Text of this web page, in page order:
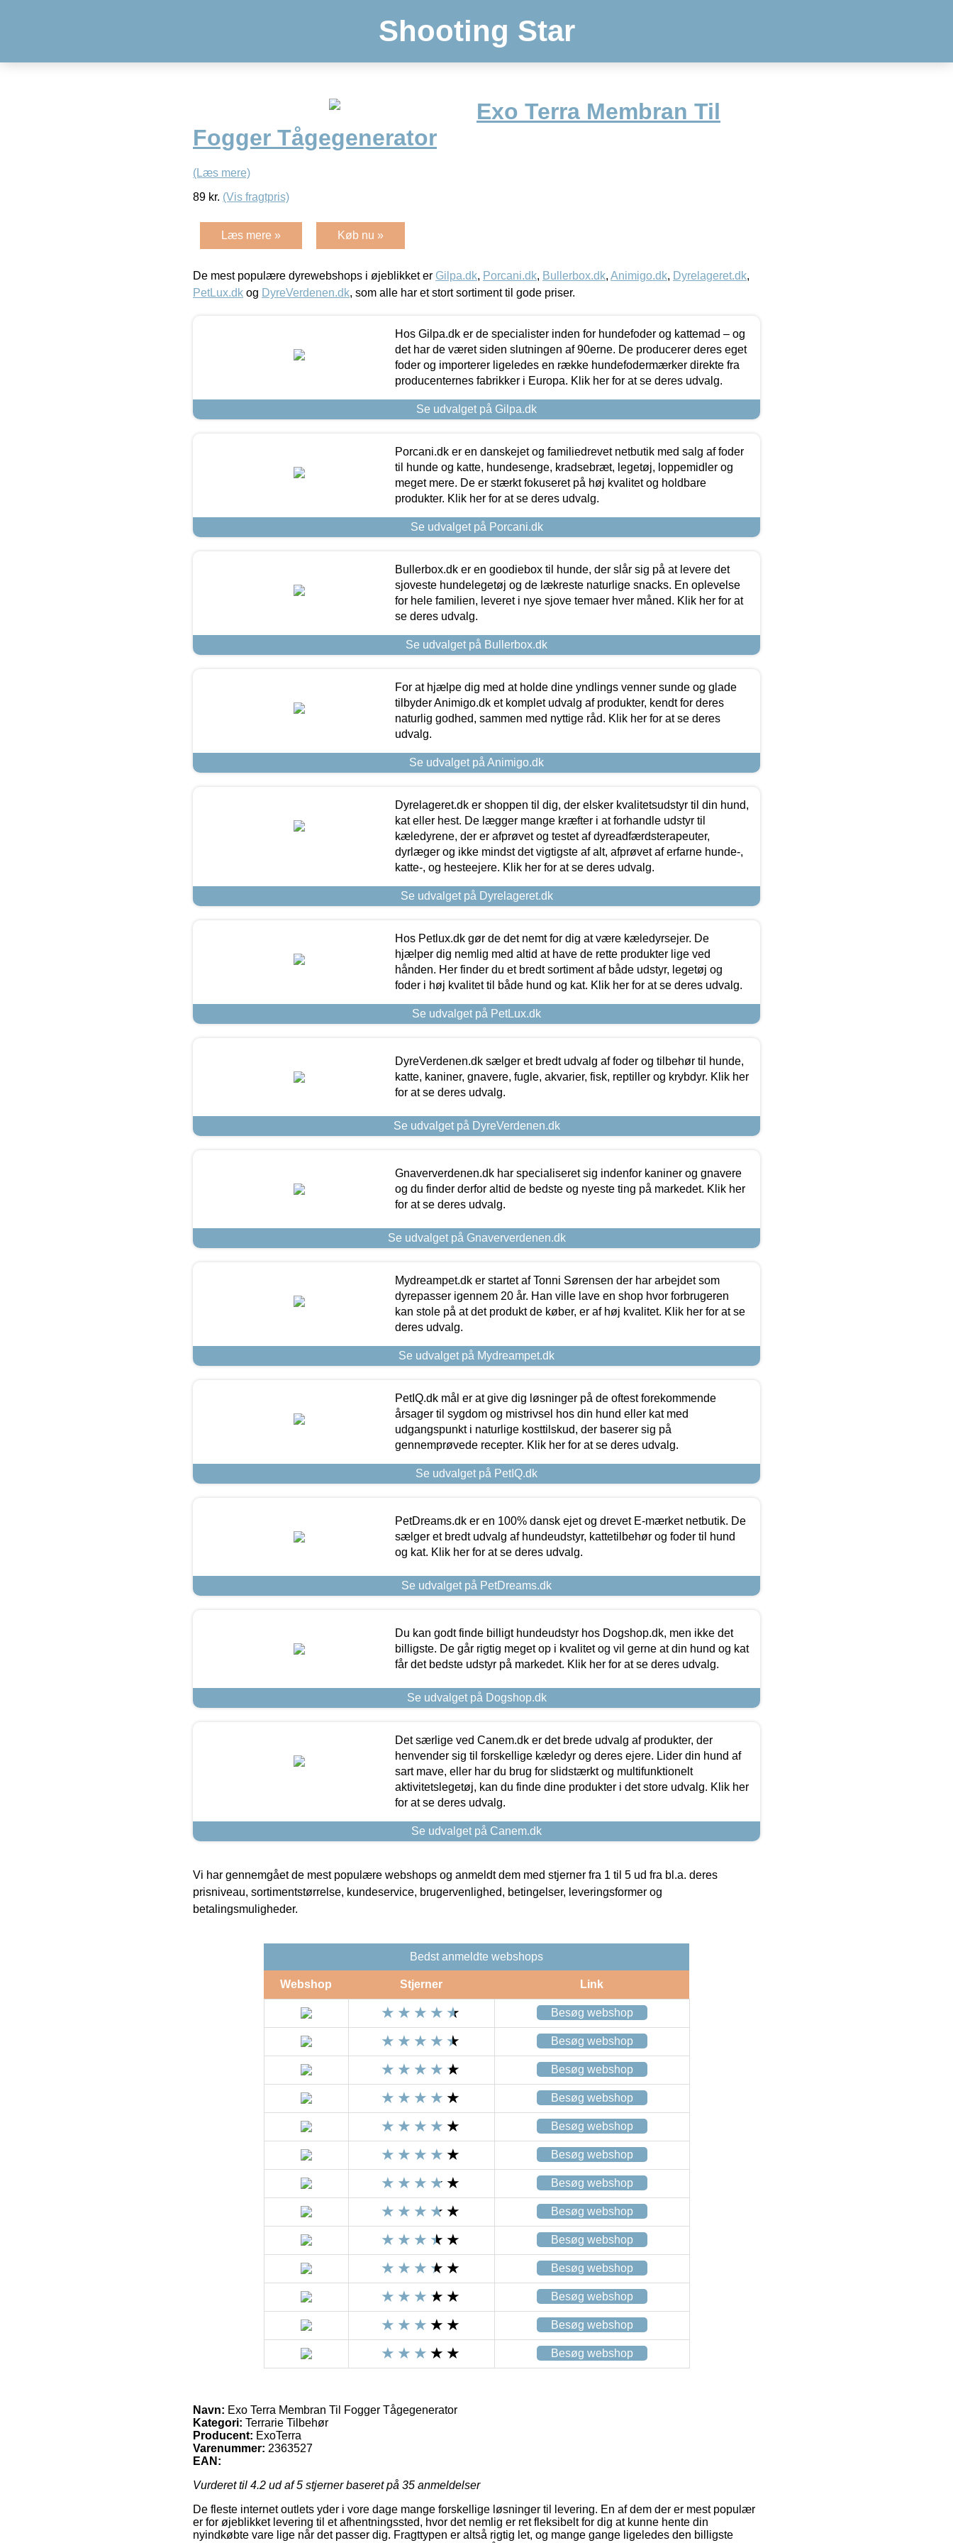
Shooting Star
Exo Terra Membran Til
Fogger Tågegenerator
(Læs mere)
89 kr. (Vis fragtpris)
Læs mere » Køb nu »
De mest populære dyrewebshops i øjeblikket er Gilpa.dk, Porcani.dk, Bullerbox.dk, Animigo.dk, Dyrelageret.dk,
PetLux.dk og DyreVerdenen.dk, som alle har et stort sortiment til gode priser.
Hos Gilpa.dk er de specialister inden for hundefoder og kattemad – og
det har de været siden slutningen af 90erne. De producerer deres eget
foder og importerer ligeledes en række hundefodermærker direkte fra
producenternes fabrikker i Europa. Klik her for at se deres udvalg.
Se udvalget på Gilpa.dk
Porcani.dk er en danskejet og familiedrevet netbutik med salg af foder
til hunde og katte, hundesenge, kradsebræt, legetøj, loppemidler og
meget mere. De er stærkt fokuseret på høj kvalitet og holdbare
produkter. Klik her for at se deres udvalg.
Se udvalget på Porcani.dk
Bullerbox.dk er en goodiebox til hunde, der slår sig på at levere det
sjoveste hundelegetøj og de lækreste naturlige snacks. En oplevelse
for hele familien, leveret i nye sjove temaer hver måned. Klik her for at
se deres udvalg.
Se udvalget på Bullerbox.dk
For at hjælpe dig med at holde dine yndlings venner sunde og glade
tilbyder Animigo.dk et komplet udvalg af produkter, kendt for deres
naturlig godhed, sammen med nyttige råd. Klik her for at se deres
udvalg.
Se udvalget på Animigo.dk
Dyrelageret.dk er shoppen til dig, der elsker kvalitetsudstyr til din hund,
kat eller hest. De lægger mange kræfter i at forhandle udstyr til
kæledyrene, der er afprøvet og testet af dyreadfærdsterapeuter,
dyrlæger og ikke mindst det vigtigste af alt, afprøvet af erfarne hunde-,
katte-, og hesteejere. Klik her for at se deres udvalg.
Se udvalget på Dyrelageret.dk
Hos Petlux.dk gør de det nemt for dig at være kæledyrsejer. De
hjælper dig nemlig med altid at have de rette produkter lige ved
hånden. Her finder du et bredt sortiment af både udstyr, legetøj og
foder i høj kvalitet til både hund og kat. Klik her for at se deres udvalg.
Se udvalget på PetLux.dk
DyreVerdenen.dk sælger et bredt udvalg af foder og tilbehør til hunde,
katte, kaniner, gnavere, fugle, akvarier, fisk, reptiller og krybdyr. Klik her
for at se deres udvalg.
Se udvalget på DyreVerdenen.dk
Gnaververdenen.dk har specialiseret sig indenfor kaniner og gnavere
og du finder derfor altid de bedste og nyeste ting på markedet. Klik her
for at se deres udvalg.
Se udvalget på Gnaververdenen.dk
Mydreampet.dk er startet af Tonni Sørensen der har arbejdet som
dyrepasser igennem 20 år. Han ville lave en shop hvor forbrugeren
kan stole på at det produkt de køber, er af høj kvalitet. Klik her for at se
deres udvalg.
Se udvalget på Mydreampet.dk
PetIQ.dk mål er at give dig løsninger på de oftest forekommende
årsager til sygdom og mistrivsel hos din hund eller kat med
udgangspunkt i naturlige kosttilskud, der baserer sig på
gennemprøvede recepter. Klik her for at se deres udvalg.
Se udvalget på PetIQ.dk
PetDreams.dk er en 100% dansk ejet og drevet E-mærket netbutik. De
sælger et bredt udvalg af hundeudstyr, kattetilbehør og foder til hund
og kat. Klik her for at se deres udvalg.
Se udvalget på PetDreams.dk
Du kan godt finde billigt hundeudstyr hos Dogshop.dk, men ikke det
billigste. De går rigtig meget op i kvalitet og vil gerne at din hund og kat
får det bedste udstyr på markedet. Klik her for at se deres udvalg.
Se udvalget på Dogshop.dk
Det særlige ved Canem.dk er det brede udvalg af produkter, der
henvender sig til forskellige kæledyr og deres ejere. Lider din hund af
sart mave, eller har du brug for slidstærkt og multifunktionelt
aktivitetslegetøj, kan du finde dine produkter i det store udvalg. Klik her
for at se deres udvalg.
Se udvalget på Canem.dk
Vi har gennemgået de mest populære webshops og anmeldt dem med stjerner fra 1 til 5 ud fra bl.a. deres
prisniveau, sortimentstørrelse, kundeservice, brugervenlighed, betingelser, leveringsformer og
betalingsmuligheder.
Bedst anmeldte webshops
Webshop Stjerner Link
Besøg webshop
Besøg webshop
Besøg webshop
Besøg webshop
Besøg webshop
Besøg webshop
Besøg webshop
Besøg webshop
Besøg webshop
Besøg webshop
Besøg webshop
Besøg webshop
Besøg webshop
Navn: Exo Terra Membran Til Fogger Tågegenerator
Kategori: Terrarie Tilbehør
Producent: ExoTerra
Varenummer: 2363527
EAN:
Vurderet til 4.2 ud af 5 stjerner baseret på 35 anmeldelser
De fleste internet outlets yder i vore dage mange forskellige løsninger til levering. En af dem der er mest populær
er for øjeblikket levering til et afhentningssted, hvor det nemlig er ret fleksibelt for dig at kunne hente din
nyindkøbte vare lige når det passer dig. Fragttypen er altså rigtig let, og mange gange ligeledes den billigste